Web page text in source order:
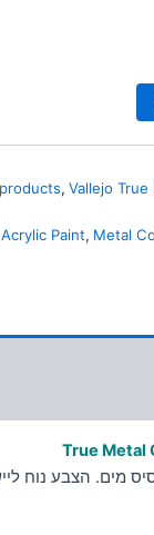
, Vallejo
Acrylic Paint, Metal
True Metal
מים. הצבע נוח